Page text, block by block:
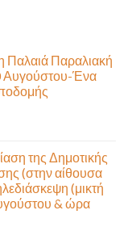
Παλαιά Παραλιακή
Αυγούστου-Ένα
της Δημοτικής
(στην αίθουσα
(μικτή
& ώρα